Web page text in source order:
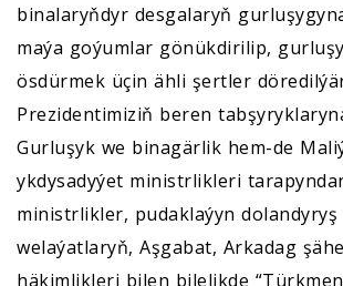
binalaryňdyr desgalaryň
maýa goýumlar gönükdirilip,
ösdürmek üçin ähli şertler
Prezidentimiziň beren
Gurluşyk we binagärlik hem-de
ykdysadyýet ministrlikleri
ministrlikler, pudaklaýyn dolandyryş
welaýatlaryň, Aşgabat, Arkadag
häkimlikleri bilen bilelikde